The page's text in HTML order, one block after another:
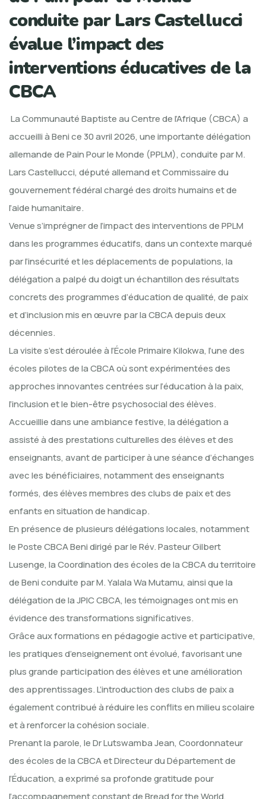
conduite par Lars Castellucci
évalue l’impact des
interventions éducatives de la
CBCA
La Communauté Baptiste au Centre de l’Afrique (CBCA) a
accueilli à Beni ce 30 avril 2026, une importante délégation
allemande de Pain Pour le Monde (PPLM), conduite par M.
Lars Castellucci, député allemand et Commissaire du
gouvernement fédéral chargé des droits humains et de
l’aide humanitaire.
Venue s’imprégner de l’impact des interventions de PPLM
dans les programmes éducatifs, dans un contexte marqué
par l’insécurité et les déplacements de populations, la
délégation a palpé du doigt un échantillon des résultats
concrets des programmes d’éducation de qualité, de paix
et d’inclusion mis en œuvre par la CBCA depuis deux
décennies.
La visite s’est déroulée à l’École Primaire Kilokwa, l’une des
écoles pilotes de la CBCA où sont expérimentées des
approches innovantes centrées sur l’éducation à la paix,
l’inclusion et le bien-être psychosocial des élèves.
Accueillie dans une ambiance festive, la délégation a
assisté à des prestations culturelles des élèves et des
enseignants, avant de participer à une séance d’échanges
avec les bénéficiaires, notamment des enseignants
formés, des élèves membres des clubs de paix et des
enfants en situation de handicap.
En présence de plusieurs délégations locales, notamment
le Poste CBCA Beni dirigé par le Rév. Pasteur Gilbert
Lusenge, la Coordination des écoles de la CBCA du territoire
de Beni conduite par M. Yalala Wa Mutamu, ainsi que la
délégation de la JPIC CBCA, les témoignages ont mis en
évidence des transformations significatives.
Grâce aux formations en pédagogie active et participative,
les pratiques d’enseignement ont évolué, favorisant une
plus grande participation des élèves et une amélioration
des apprentissages. L’introduction des clubs de paix a
également contribué à réduire les conflits en milieu scolaire
et à renforcer la cohésion sociale.
Prenant la parole, le Dr Lutswamba Jean, Coordonnateur
des écoles de la CBCA et Directeur du Département de
l’Éducation, a exprimé sa profonde gratitude pour
l’accompagnement constant de Bread for the World,